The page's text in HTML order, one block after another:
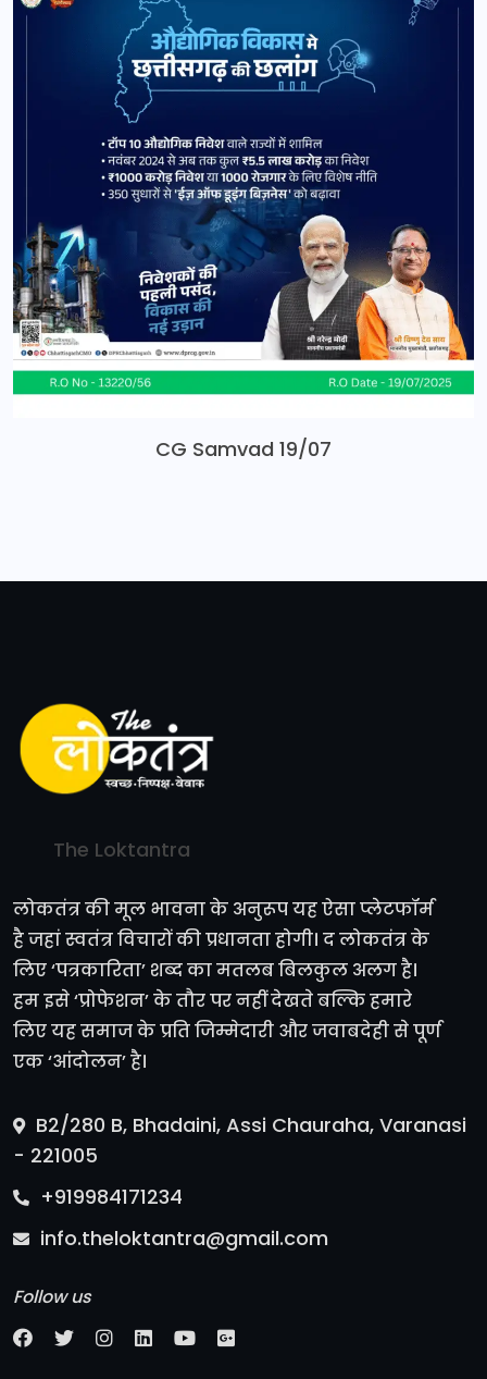
CG Samvad 19/07
The Loktantra
लोकतंत्र की मूल भावना के अनुरूप यह ऐसा प्लेटफॉर्म
है जहां स्वतंत्र विचारों की प्रधानता होगी। द लोकतंत्र के
लिए ‘पत्रकारिता’ शब्द का मतलब बिलकुल अलग है।
हम इसे ‘प्रोफेशन’ के तौर पर नहीं देखते बल्कि हमारे
लिए यह समाज के प्रति जिम्मेदारी और जवाबदेही से पूर्ण
एक ‘आंदोलन’ है।
B2/280 B, Bhadaini, Assi Chauraha, Varanasi
- 221005
+919984171234
info.theloktantra@gmail.com
Follow us